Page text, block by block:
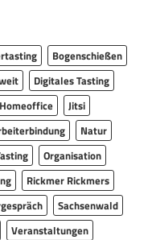
Bogenschießen
Digitales Tasting
Homeoffice
Jitsi
Natur
Organisation
Rickmer Rickmers
Sachsenwald
Veranstaltungen